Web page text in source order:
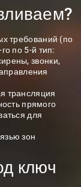
требований (по
по 5-й тип:
звонки,
трансляция
прямого
для
зон
ключ